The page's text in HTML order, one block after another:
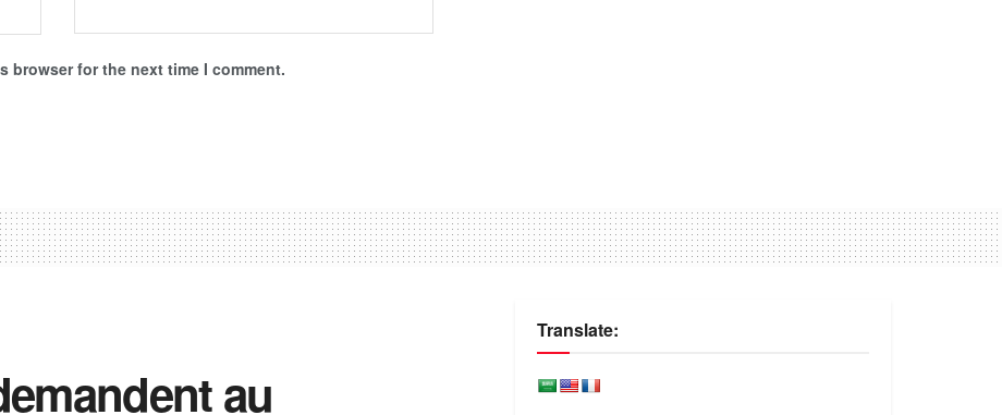
browser for the next time I comment.
au
Translate: